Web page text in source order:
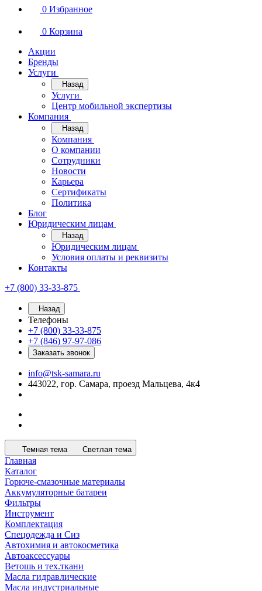
0 Избранное
0 Корзина
Акции
Бренды
Услуги
Назад
Услуги
Центр мобильной экспертизы
Компания
Назад
Компания
О компании
Сотрудники
Новости
Карьера
Сертификаты
Политика
Блог
Юридическим лицам
Назад
Юридическим лицам
Условия оплаты и реквизиты
Контакты
+7 (800) 33-33-875
Назад
Телефоны
+7 (800) 33-33-875
+7 (846) 97-97-086
Заказать звонок
info@tsk-samara.ru
443022, гор. Самара, проезд Мальцева, 4к4
Темная тема Светлая тема
Главная
Каталог
Горюче-смазочные материалы
Аккумуляторные батареи
Фильтры
Инструмент
Комплектация
Спецодежда и Сиз
Автохимия и автокосметика
Автоаксессуары
Ветошь и тех.ткани
Масла гидравлические
Масла индустриальные